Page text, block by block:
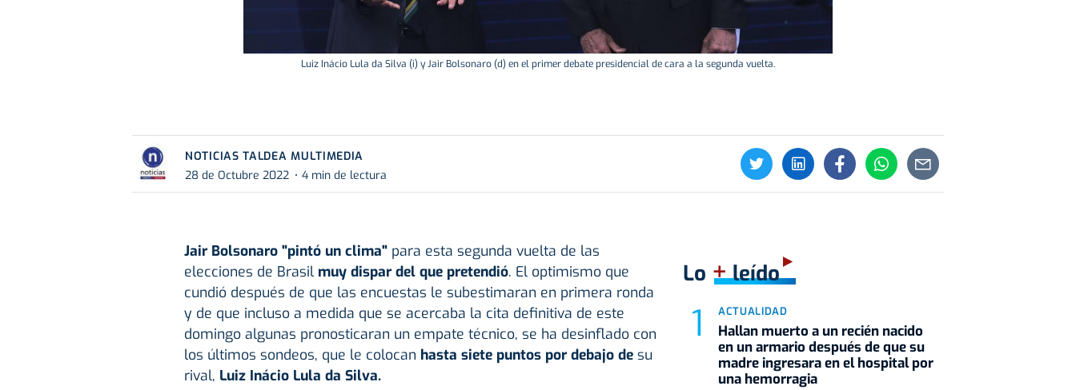
Luiz Inácio Lula da Silva (i) y Jair Bolsonaro (d) en el primer debate presidencial de cara a la segunda vuelta.
NOTICIAS TALDEA MULTIMEDIA
28 de Octubre 2022
4 min de lectura
Jair Bolsonaro "pintó un clima"para esta segunda vuelta de las
elecciones de Brasil muy dispar del que pretendió. El optimismo que
cundió después de que las encuestas le subestimaran en primera ronda
y de que incluso a medida que se acercaba la cita definitiva de este
domingo algunas pronosticaran un empate técnico, se ha desinflado con
los últimos sondeos, que le colocan hasta siete puntos por debajo desu
rival, Luiz Inácio Lula da Silva.
Lo +leído
ACTUALIDAD
Hallan muerto a un recién nacido
en un armario después de que su
madre ingresara en el hospital por
una hemorragia